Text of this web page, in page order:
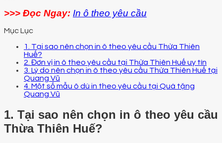
>>> Đọc Ngay: In ô theo yêu cầu
Mục Lục
1. Tại sao nên chọn in ô theo yêu cầu Thừa Thiên
Huế?
2. Đơn vị in ô theo yêu cầu tại Thừa Thiên Huế uy tín
3. Lý do nên chọn in ô theo yêu cầu Thừa Thiên Huế tại
Quang Vũ
4. Một số mẫu ô dù in theo yêu cầu tại Quà tặng
Quang Vũ
1. Tại sao nên chọn in ô theo yêu cầu
Thừa Thiên Huế?